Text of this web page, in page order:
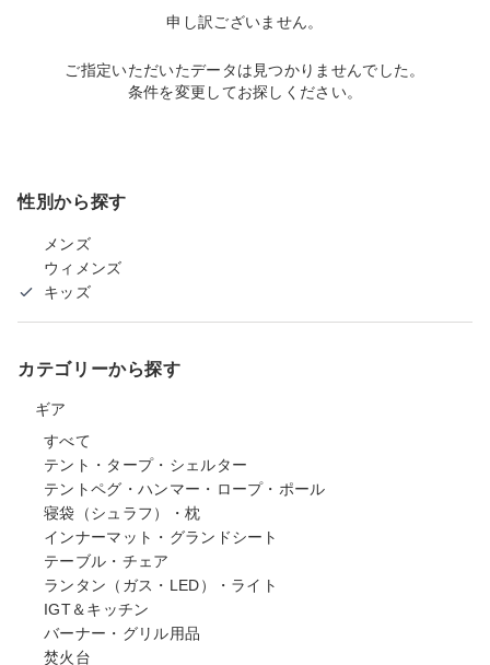
申し訳ございません。
ご指定いただいたデータは見つかりませんでした。
条件を変更してお探しください。
性別から探す
メンズ
ウィメンズ
キッズ
カテゴリーから探す
ギア
すべて
テント・タープ・シェルター
テントペグ・ハンマー・ロープ・ポール
寝袋（シュラフ）・枕
インナーマット・グランドシート
テーブル・チェア
ランタン（ガス・LED）・ライト
IGT＆キッチン
バーナー・グリル用品
焚火台